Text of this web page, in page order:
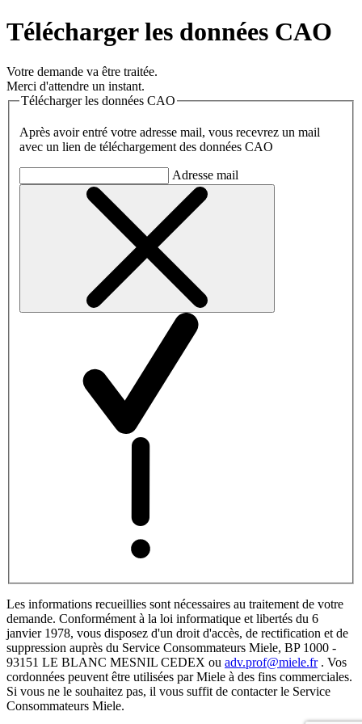
Télécharger les données CAO
Votre demande va être traitée.
Merci d'attendre un instant.
Télécharger les données CAO
Après avoir entré votre adresse mail, vous recevrez un mail
avec un lien de téléchargement des données CAO
Adresse mail
Les informations recueillies sont nécessaires au traitement de votre
demande. Conformément à la loi informatique et libertés du 6
janvier 1978, vous disposez d'un droit d'accès, de rectification et de
suppression auprès du Service Consommateurs Miele, BP 1000 -
93151 LE BLANC MESNIL CEDEX ou adv.prof@miele.fr. Vos
cordonnées peuvent être utilisées par Miele à des fins commerciales.
Si vous ne le souhaitez pas, il vous suffit de contacter le Service
Consommateurs Miele.